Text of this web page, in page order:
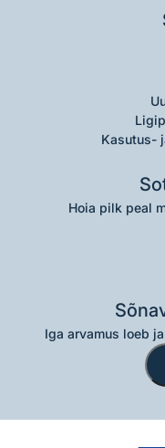
Kasutus-
Hoia pilk peal
Iga arvamus loeb